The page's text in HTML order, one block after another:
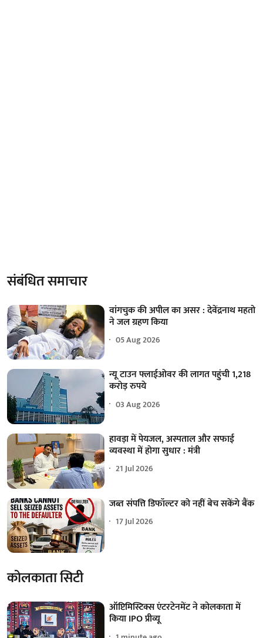
संबंधित समाचार
वांगचुक की अपील का असर : देवेंद्रनाथ महतो
ने जल ग्रहण किया
05 Aug 2026
न्यू टाउन फ्लाईओवर की लागत पहुंची 1,218
करोड़ रुपये
03 Aug 2026
हावड़ा में पेयजल, अस्पताल और सफाई
व्यवस्था में होगा सुधार : मंत्री
21 Jul 2026
जब्त संपत्ति डिफॉल्टर को नहीं बेच सकेंगे बैंक
17 Jul 2026
कोलकाता सिटी
ऑप्टिमिस्टिक्स एंटरटेनमेंट ने कोलकाता में
किया IPO प्रीव्यू